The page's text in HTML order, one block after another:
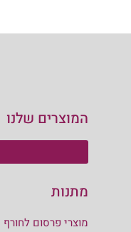
המוצרים שלנו
מתנות
מוצרי פרסום לחורף